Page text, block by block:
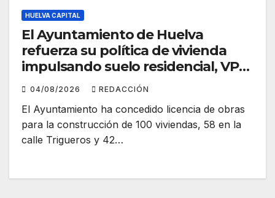
HUELVA CAPITAL
El Ayuntamiento de Huelva
refuerza su política de vivienda
impulsando suelo residencial, VPO
y nuevas promociones
04/08/2026 REDACCIÓN
El Ayuntamiento ha concedido licencia de obras
para la construcción de 100 viviendas, 58 en la
calle Trigueros y 42…